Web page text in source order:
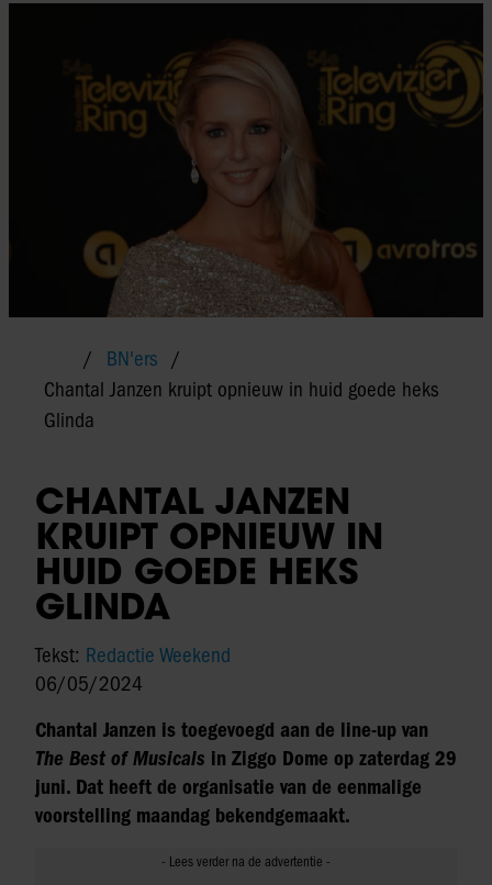
BN'ers
Chantal Janzen kruipt opnieuw in huid goede heks
Glinda
CHANTAL JANZEN
KRUIPT OPNIEUW IN
HUID GOEDE HEKS
GLINDA
Tekst: Redactie Weekend
06/05/2024
Chantal Janzen is toegevoegd aan de line-up van
The Best of Musicals in Ziggo Dome op zaterdag 29
juni. Dat heeft de organisatie van de eenmalige
voorstelling maandag bekendgemaakt.